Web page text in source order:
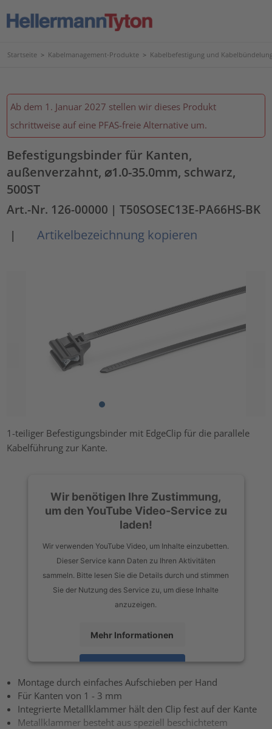
Startseite > Kabelmanagement-Produkte > Kabelbefestigung und
Ab dem 1. Januar 2027 stellen wir dieses Produkt
schrittweise auf eine PFAS-freie Alternative um.
Befestigungsbinder für Kanten,
außenverzahnt, ⌀1.0-35.0mm, schwarz,
500ST
Art.-Nr. 126-00000 | T50SOSEC13E-PA66HS-BK
|
Artikelbezeichnung kopieren
1-teiliger Befestigungsbinder mit EdgeClip für die parallele
Kabelführung zur Kante.
Wir benötigen Ihre Zustimmung,
um den YouTube Video-Service zu
laden!
Wir verwenden YouTube Video, um Inhalte einzubetten.
Dieser Service kann Daten zu Ihren Aktivitäten
sammeln. Bitte lesen Sie die Details durch und stimmen
Sie der Nutzung des Service zu, um diese Inhalte
anzuzeigen.
Mehr Informationen
Akzeptieren
powered byUsercentrics Consent Management Platform
Montage durch einfaches Aufschieben per Hand
Für Kanten von 1 - 3 mm
Integrierte Metallklammer hält den Clip fest auf der Kante
Metallklammer besteht aus speziell beschichtetem